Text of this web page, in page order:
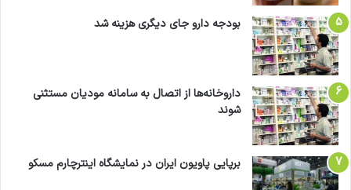
بودجه دارو جای دیگری هزینه شد
داروخانه‌ها از اتصال به سامانه مودیان مستثنی
شوند
برپایی پاویون ایران در نمایشگاه اینترچارم مسکو